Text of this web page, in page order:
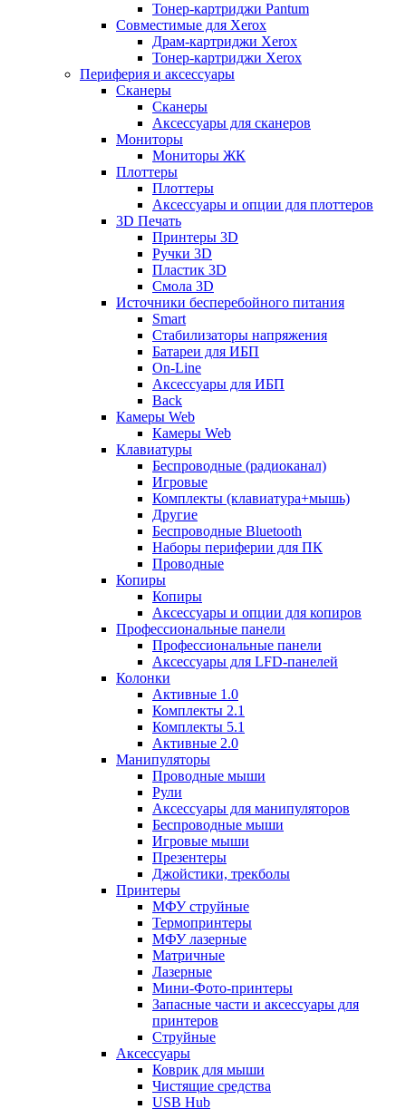
Тонер-картриджи Pantum
Совместимые для Xerox
Драм-картриджи Xerox
Тонер-картриджи Xerox
Периферия и аксессуары
Сканеры
Сканеры
Аксессуары для сканеров
Мониторы
Мониторы ЖК
Плоттеры
Плоттеры
Аксессуары и опции для плоттеров
3D Печать
Принтеры 3D
Ручки 3D
Пластик 3D
Смола 3D
Источники бесперебойного питания
Smart
Стабилизаторы напряжения
Батареи для ИБП
On-Line
Аксессуары для ИБП
Back
Камеры Web
Камеры Web
Клавиатуры
Беспроводные (радиоканал)
Игровые
Комплекты (клавиатура+мышь)
Другие
Беспроводные Bluetooth
Наборы периферии для ПК
Проводные
Копиры
Копиры
Аксессуары и опции для копиров
Профессиональные панели
Профессиональные панели
Аксессуары для LFD-панелей
Колонки
Активные 1.0
Комплекты 2.1
Комплекты 5.1
Активные 2.0
Манипуляторы
Проводные мыши
Рули
Аксессуары для манипуляторов
Беспроводные мыши
Игровые мыши
Презентеры
Джойстики, трекболы
Принтеры
МФУ струйные
Термопринтеры
МФУ лазерные
Матричные
Лазерные
Мини-Фото-принтеры
Запасные части и аксессуары для
принтеров
Струйные
Аксессуары
Коврик для мыши
Чистящие средства
USB Hub